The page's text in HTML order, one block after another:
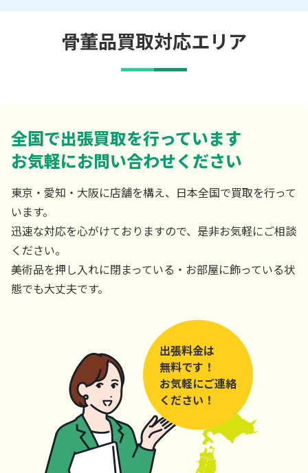
骨董品買取対応エリア
全国で出張買取を行っています
お気軽にお問い合わせください
東京・愛知・大阪に店舗を構え、日本全国で買取を行って
います。
迅速な対応を心がけておりますので、是非お気軽にご相談
ください。
美術品を押し入れに閉まっている・お部屋に飾っている状
態でも大丈夫です。
出張料金は
無料です！
お気軽にご連絡
ください！